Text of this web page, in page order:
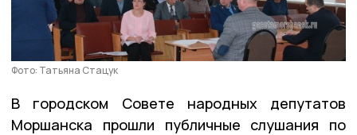
Фото: Татьяна Стацук
В городском Совете народных депутатов
Моршанска прошли публичные слушания по